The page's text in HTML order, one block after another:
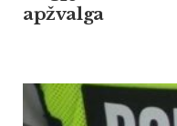
apžvalga